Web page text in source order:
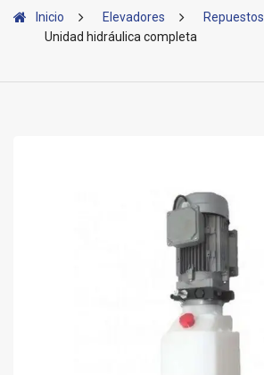
Inicio Elevadores
Repuestos
Unidad hidráulica completa